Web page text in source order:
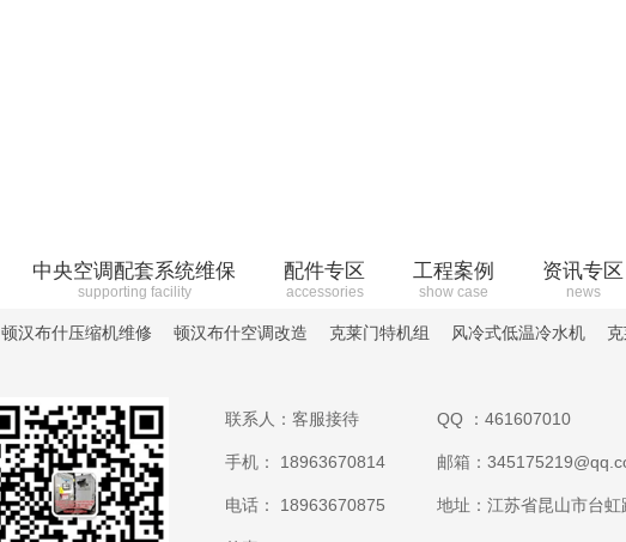
中央空调配套系统维保
supporting facility
配件专区
accessories
工程案例
show case
资讯专区
news
顿汉布什压缩机维修 顿汉布什空调改造 克莱门特机组 风冷式低温冷水机
联系人：客服接待
手机： 18963670814
电话： 18963670875
QQ ：461607010
邮箱：
地址：江苏省昆山市台虹